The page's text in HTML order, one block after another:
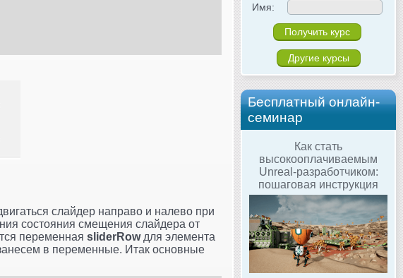
Имя:
Другие курсы
Бесплатный онлайн-
семинар
Как стать
высокооплачиваемым
Unreal-разработчиком:
пошаговая инструкция
слайдер направо и налево при
состояния смещения слайдера от
переменная sliderRowдля элемента
в переменные. Итак основные